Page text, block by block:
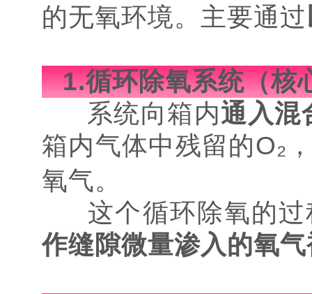
的无氧环境。主要通过
1.循环除氧系统（核
系统向箱内通入混
箱内气体中残留的O₂
氧气。
这个循环除氧的过
作缝隙微量渗入的氧